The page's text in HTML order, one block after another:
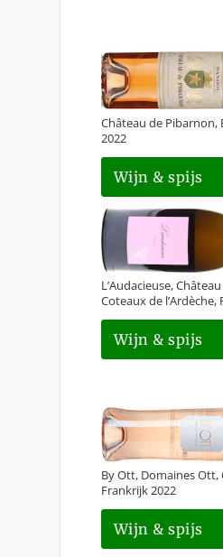
Château de Pibarnon,
2022
Wijn & spijs
L’Audacieuse,
Coteaux de l’Ardèche,
Wijn & spijs
By Ott, Domaines Ott,
Frankrijk 2022
Wijn & spijs